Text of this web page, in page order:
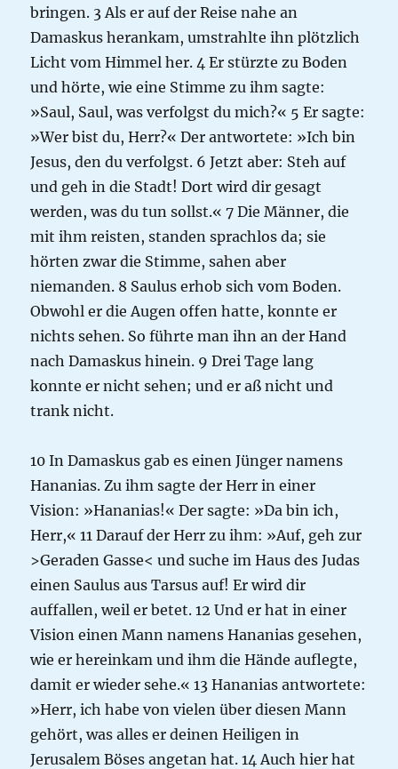
bringen. 3 Als er auf der Reise nahe an
Damaskus herankam, umstrahlte ihn plötzlich
Licht vom Himmel her. 4 Er stürzte zu Boden
und hörte, wie eine Stimme zu ihm sagte:
»Saul, Saul, was verfolgst du mich?« 5 Er sagte:
»Wer bist du, Herr?« Der antwortete: »Ich bin
Jesus, den du verfolgst. 6 Jetzt aber: Steh auf
und geh in die Stadt! Dort wird dir gesagt
werden, was du tun sollst.« 7 Die Männer, die
mit ihm reisten, standen sprachlos da; sie
hörten zwar die Stimme, sahen aber
niemanden. 8 Saulus erhob sich vom Boden.
Obwohl er die Augen offen hatte, konnte er
nichts sehen. So führte man ihn an der Hand
nach Damaskus hinein. 9 Drei Tage lang
konnte er nicht sehen; und er aß nicht und
trank nicht.
10 In Damaskus gab es einen Jünger namens
Hananias. Zu ihm sagte der Herr in einer
Vision: »Hananias!« Der sagte: »Da bin ich,
Herr,« 11 Darauf der Herr zu ihm: »Auf, geh zur
>Geraden Gasse< und suche im Haus des Judas
einen Saulus aus Tarsus auf! Er wird dir
auffallen, weil er betet. 12 Und er hat in einer
Vision einen Mann namens Hananias gesehen,
wie er hereinkam und ihm die Hände auflegte,
damit er wieder sehe.« 13 Hananias antwortete:
»Herr, ich habe von vielen über diesen Mann
gehört, was alles er deinen Heiligen in
Jerusalem Böses angetan hat. 14 Auch hier hat